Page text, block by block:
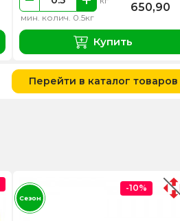
мин. колич. 0.5кг
650,90
Купить
Перейти в каталог товаров
-10%
Сезон